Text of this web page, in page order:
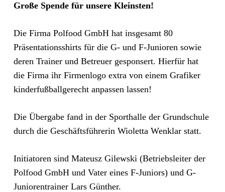
Große Spende für unsere Kleinsten!
Die Firma Polfood GmbH hat insgesamt 80
Präsentationsshirts für die G- und F-Junioren sowie
deren Trainer und Betreuer gesponsert. Hierfür hat
die Firma ihr Firmenlogo extra von einem Grafiker
kinderfußballgerecht anpassen lassen!
Die Übergabe fand in der Sporthalle der Grundschule
durch die Geschäftsführerin Wioletta Wenklar statt.
Initiatoren sind Mateusz Gilewski (Betriebsleiter der
Polfood GmbH und Vater eines F-Juniors) und G-
Juniorentrainer Lars Günther.